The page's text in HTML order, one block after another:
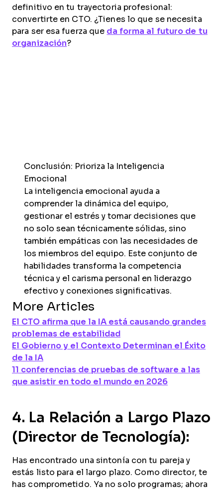
definitivo en tu trayectoria profesional:
convertirte en CTO. ¿Tienes lo que se necesita
para ser esa fuerza que da forma al futuro de tu
organización?
Conclusión: Prioriza la Inteligencia
Emocional
La inteligencia emocional ayuda a
comprender la dinámica del equipo,
gestionar el estrés y tomar decisiones que
no solo sean técnicamente sólidas, sino
también empáticas con las necesidades de
los miembros del equipo. Este conjunto de
habilidades transforma la competencia
técnica y el carisma personal en liderazgo
efectivo y conexiones significativas.
More Articles
El CTO afirma que la IA está causando grandes
problemas de estabilidad
El Gobierno y el Contexto Determinan el Éxito
de la IA
11 conferencias de pruebas de software a las
que asistir en todo el mundo en 2026
4. La Relación a Largo Plazo
(Director de Tecnología):
Has encontrado una sintonía con tu pareja y
estás listo para el largo plazo. Como director, te
has comprometido. Ya no solo programas; ahora